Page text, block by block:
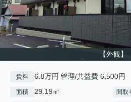
【外観】
賃料 6.8万円 管理/共益費 6,500円
面積 29.19㎡ 間取